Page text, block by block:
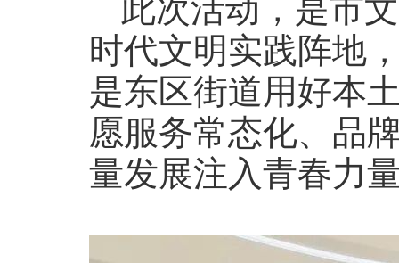
此次活动，是市
时代文明实践阵地
是东区街道用好本
愿服务常态化、品
量发展注入青春力